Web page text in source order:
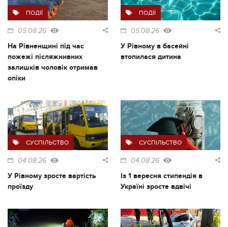
ПОДІЇ
05.08.26
На Рівненщині під час
пожежі післяжнивних
залишків чоловік отримав
опіки
ПОДІЇ
05.08.26
У Рівному в басейні
втопилася дитина
СУСПІЛЬСТВО
04.08.26
У Рівному зросте вартість
проїзду
СУСПІЛЬСТВО
04.08.26
Із 1 вересня стипендія в
Україні зросте вдвічі